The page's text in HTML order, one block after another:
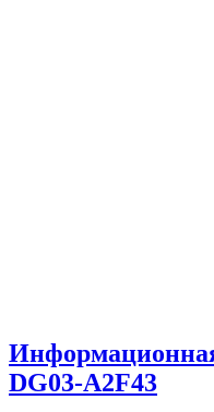
DG03-A2F43